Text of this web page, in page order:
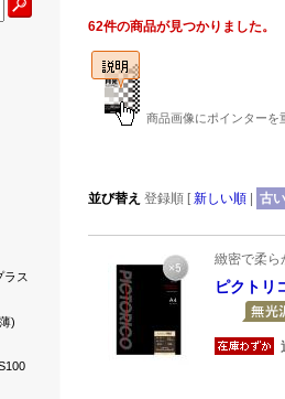
62件の商品が見つかりました。
商品画像にポインターを
並び替え 登録順 [新しい順 古
緻密で柔ら
ピクトリ
ラス
)